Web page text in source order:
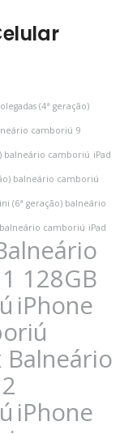
(4ª geração)
camboriú 9
balneário camboriú iPad
balneário camboriú
(6ª geração) balneário
balneário camboriú iPad
128GB
iPhone
Balneário
iPhone